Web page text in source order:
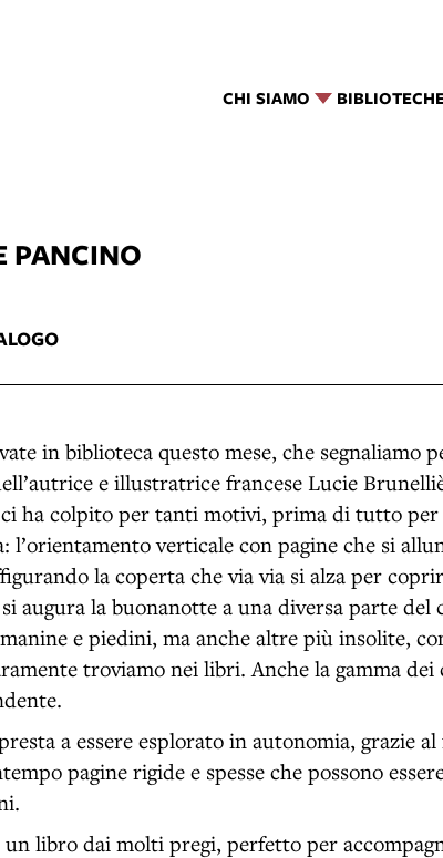
CHI SIAMO
PANCINO
in biblioteca questo mese, che segnaliamo
e illustratrice francese Lucie
ha colpito per tanti motivi, prima di tutto
l’orientamento verticale con pagine che si
la coperta che via via si alza per
augura la buonanotte a una diversa parte del
e piedini, ma anche altre più insolite,
troviamo nei libri. Anche la gamma
a essere esplorato in autonomia, grazie
pagine rigide e spesse che possono
un libro dai molti pregi, perfetto per